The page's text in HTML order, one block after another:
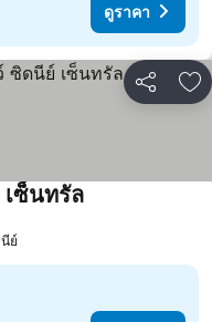
ดูราคา
แชร์ เ
เซ็นทรัล
ย์